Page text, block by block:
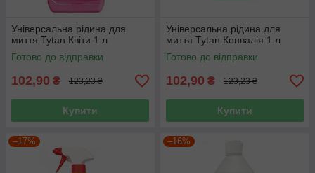
Універсальна рідина для
миття Tytan Квіти 1 л
Готово до відправки
102,90 ₴ 123,23 ₴
Купити
Універсальна рідина для
миття Tytan Конвалія 1 л
Готово до відправки
102,90 ₴ 123,23 ₴
Купити
–17% –16%